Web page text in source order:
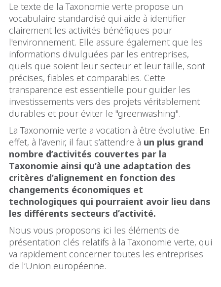
Le texte de la Taxonomie verte propose un
vocabulaire standardisé qui aide à identifier
clairement les activités bénéfiques pour
l'environnement. Elle assure également que les
informations divulguées par les entreprises,
quels que soient leur secteur et leur taille, sont
précises, fiables et comparables. Cette
transparence est essentielle pour guider les
investissements vers des projets véritablement
durables et pour éviter le "greenwashing".
La Taxonomie verte a vocation à être évolutive. En
effet, à l’avenir, il faut s’attendre à un plus grand
nombre d’activités couvertes par la
Taxonomie ainsi qu’à une adaptation des
critères d’alignement en fonction des
changements économiques et
technologiques qui pourraient avoir lieu dans
les différents secteurs d’activité.
Nous vous proposons ici les éléments de
présentation clés relatifs à la Taxonomie verte, qui
va rapidement concerner toutes les entreprises
de l’Union européenne.